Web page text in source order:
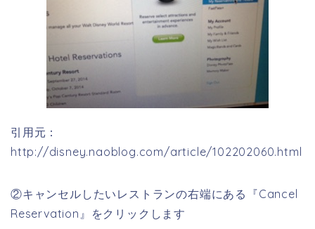
引用元：
http://disney.naoblog.com/article/102202060.html
②キャンセルしたいレストランの右端にある『Cancel
Reservation』をクリックします